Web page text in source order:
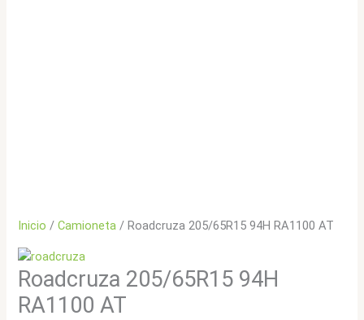
Inicio /Camioneta / Roadcruza 205/65R15 94H RA1100 AT
Roadcruza 205/65R15 94H
RA1100 AT